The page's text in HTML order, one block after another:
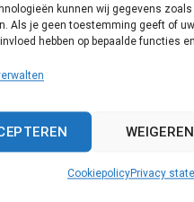
kunnen wij gegevens
Als je geen toestemming geeft of
hebben op bepaalde functies
WEIGEREN
CookiepolicyPrivacy